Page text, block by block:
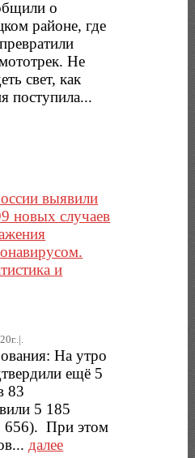
о
районе, где
Не
свет, как
поступила...
выявили
новых случаев
и
На утро
ещё 5
83
5 185
656). При этом
далее